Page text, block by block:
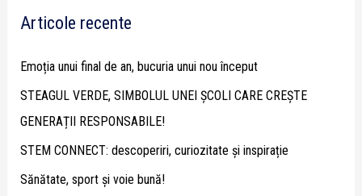
c
o
r
:
Articole recente
Emoția unui final de an, bucuria unui nou început
STEAGUL VERDE, SIMBOLUL UNEI ȘCOLI CARE CREȘTE
GENERAȚII RESPONSABILE!
STEM CONNECT: descoperiri, curiozitate și inspirație
Sănătate, sport și voie bună!